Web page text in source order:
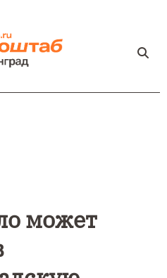
может